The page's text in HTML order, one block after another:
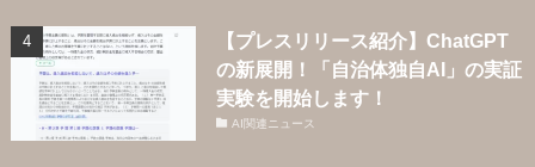
【プレスリリース紹介】ChatGPT
の新展開！「自治体独自AI」の実証
実験を開始します！
AI関連ニュース